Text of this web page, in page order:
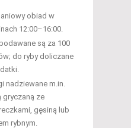
obiad w
12:00–16:00.
są za 100
do ryby doliczane
nadziewane m.in.
gryczaną ze
gęsiną lub
rybnym.